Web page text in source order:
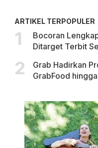
ARTIKEL TERPOPULER
Bocoran
Ditarget Terbit
Grab Hadirkan
GrabFood